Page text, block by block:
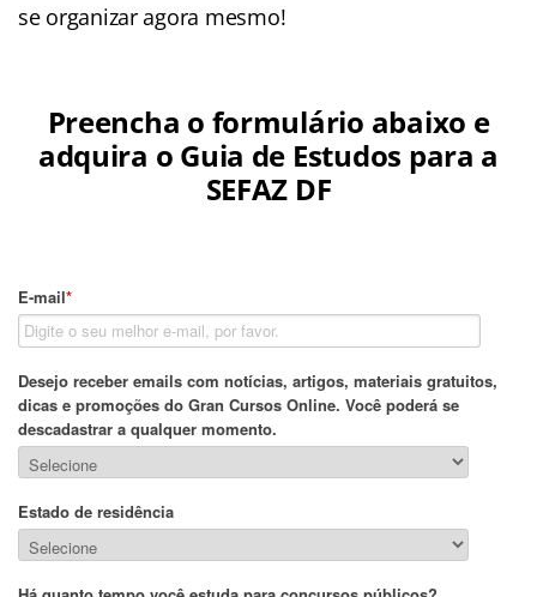
se organizar agora mesmo!
Preencha o formulário abaixo e
adquira o Guia de Estudos para a
SEFAZ DF